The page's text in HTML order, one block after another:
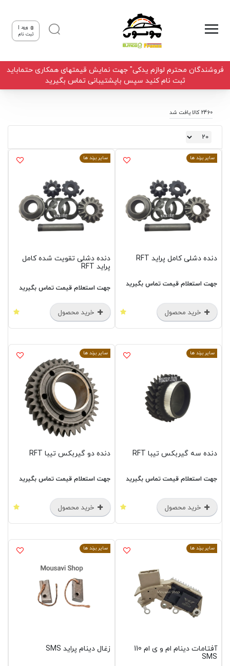
ورود |
ثبت نام
فروشندگان محترم لوازم یدکی" جهت نمایش قیمتهای همکاری حتماباید
ثبت نام کنید سپس باپشتیبانی تماس بگیرید
2460 کالا یافت شد
سایر برند ها
دنده دشلی کامل پراید RFT
جهت استعلام قیمت تماس بگیرید
خرید محصول
سایر برند ها
دنده دشلی تقویت شده کامل
پراید RFT
جهت استعلام قیمت تماس بگیرید
خرید محصول
سایر برند ها
دنده سه گیربکس تیبا RFT
جهت استعلام قیمت تماس بگیرید
خرید محصول
سایر برند ها
دنده دو گیربکس تیبا RFT
جهت استعلام قیمت تماس بگیرید
خرید محصول
سایر برند ها
آفتامات دینام ام و ی ام 110
SMS
سایر برند ها
زغال دینام پراید SMS